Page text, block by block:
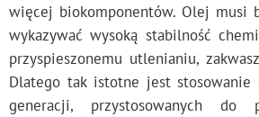
więcej biokomponentów. Olej musi
wykazywać wysoką stabilność
przyspieszonemu utlenianiu,
Dlatego tak istotne jest stosowanie
generacji, przystosowanych